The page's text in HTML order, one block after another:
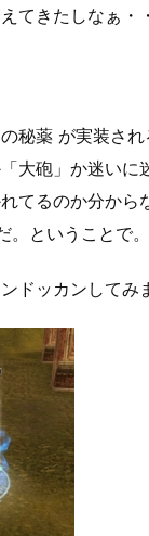
てきたしなぁ・
秘薬 が実装さ
大砲」か迷いに
てるのか分から
ということで。
ドッカンしてみ